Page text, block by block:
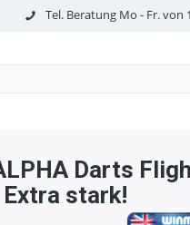
Tel. Beratung Mo - Fr. von
Darts
stark!